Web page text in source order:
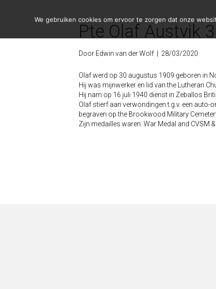
Pte Olaf Austvik
Door Edwin van der Wolf 28/03/2020
Olaf werd op 30 augustus 1909 geboren in
Hij was mijnwerker en lid van the Lutheran
Hij nam op 16 juli 1940 dienst in Zeballos
Olaf stierf aan verwondingen t.g.v. een auto-
begraven op the Brookwood Military
Zijn medailles waren: War Medal and CVSM &
We gebruiken cookies om ervoor te zorgen dat onze